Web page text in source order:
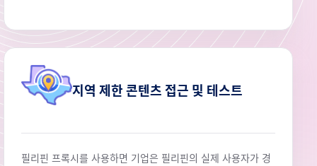
지역 제한 콘텐츠 접근 및 테스트
필리핀 프록시를 사용하면 기업은 필리핀의 실제 사용자가 경